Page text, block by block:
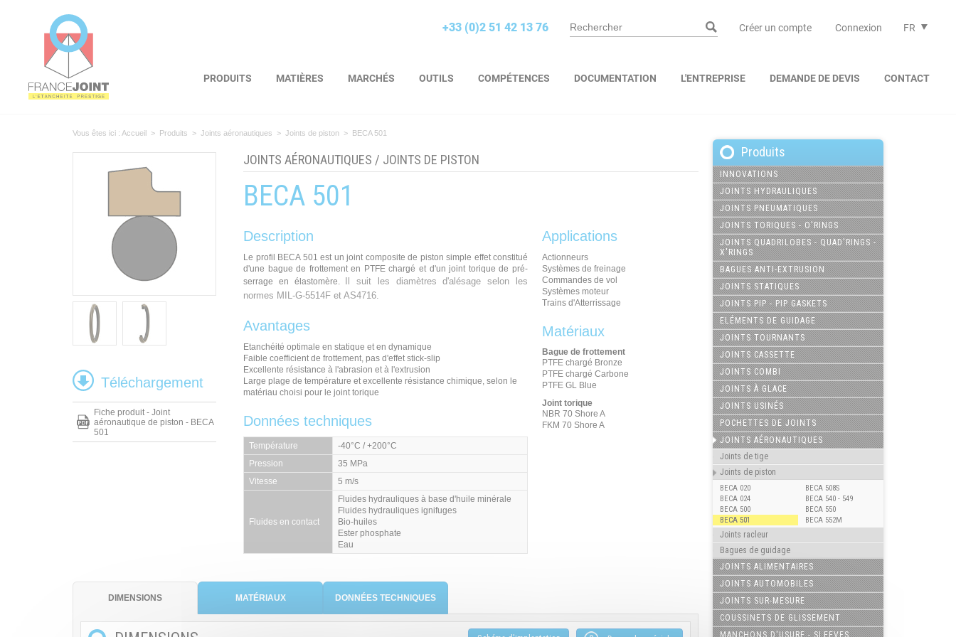
FR
Créer un compte Connexion
+33 (0)2 51 42 13 76
PRODUITS MATIÈRES MARCHÉS OUTILS COMPÉTENCES DOCUMENTATION L'ENTREPRISE DEMANDE DE DEVIS CONTACT
Vous êtes ici : Accueil > Produits > Joints aéronautiques > Joints de piston > BECA 501
JOINTS AÉRONAUTIQUES / JOINTS DE PISTON
BECA 501
Description
Le profil BECA 501 est un joint composite de piston simple effet constitué
d'une bague de frottement en PTFE chargé et d'un joint torique de pré-
serrage en élastomère.
Il suit les diamètres d'alésage selon les
normes MIL-G-5514F et AS4716.
Avantages
Etanchéité optimale en statique et en dynamique
Faible coefficient de frottement, pas d'effet stick-slip
Excellente résistance à l'abrasion et à l'extrusion
Large plage de température et excellente résistance chimique, selon le
matériau choisi pour le joint torique
Données techniques
Température
-40°C / +200°C
Pression
35 MPa
Vitesse
5 m/s
Fluides en contact
Fluides hydrauliques à base d'huile minérale
Fluides hydrauliques ignifuges
Bio-huiles
Ester phosphate
Eau
Applications
Actionneurs
Systèmes de freinage
Commandes de vol
Systèmes moteur
Trains d'Atterrissage
Matériaux
Bague de frottement
PTFE chargé Bronze
PTFE chargé Carbone
PTFE GL Blue
Joint torique
NBR 70 Shore A
FKM 70 Shore A
Téléchargement
Fiche produit - Joint
aéronautique de piston - BECA
501
DIMENSIONS MATÉRIAUX DONNÉES TECHNIQUES
Produits
INNOVATIONS
JOINTS HYDRAULIQUES
JOINTS PNEUMATIQUES
JOINTS TORIQUES - O'RINGS
JOINTS QUADRILOBES - QUAD'RINGS -
X'RINGS
BAGUES ANTI-EXTRUSION
JOINTS STATIQUES
JOINTS PIP - PIP GASKETS
ELÉMENTS DE GUIDAGE
JOINTS TOURNANTS
JOINTS CASSETTE
JOINTS COMBI
JOINTS À GLACE
JOINTS USINÉS
POCHETTES DE JOINTS
JOINTS AÉRONAUTIQUES
Joints de tige
Joints de piston
BECA 020
BECA 024
BECA 500
BECA 501
BECA 508S
BECA 540 - 549
BECA 550
BECA 552M
Joints racleur
Bagues de guidage
JOINTS ALIMENTAIRES
JOINTS AUTOMOBILES
JOINTS SUR-MESURE
COUSSINETS DE GLISSEMENT
MANCHONS D'USURE - SLEEVES